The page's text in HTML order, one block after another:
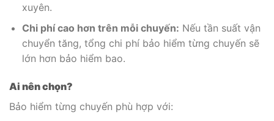
xuyên.
Chi phí cao hơn trên mỗi chuyến: Nếu tần suất vận
chuyển tăng, tổng chi phí bảo hiểm từng chuyến sẽ
lớn hơn bảo hiểm bao.
Ai nên chọn?
Bảo hiểm từng chuyến phù hợp với: